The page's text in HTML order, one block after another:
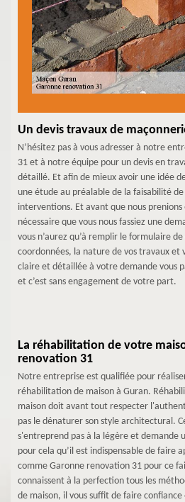
Un devis travaux de
N’hésitez pas à vous adresser à notre
31 et à notre équipe pour un devis en
détaillé. Et afin de mieux avoir une idée
une étude au préalable de la faisabilité
interventions. Et avant que nous
nécessaire que vous nous fassiez une
vous n’aurez qu’à remplir le formulaire
coordonnées, la nature de vos travaux et
claire et détaillée à votre demande vous
et c’est sans engagement de votre part.
La réhabilitation de votre
renovation 31
Notre entreprise est qualifiée pour
réhabilitation de maison à Guran.
maison doit avant tout respecter
pas le dénaturer son style architectural.
s'entreprend pas à la légère et demande
pour cela qu’il est indispensable de faire
comme Garonne renovation 31 pour ce
connaissent à la perfection tous les
de maison, il vous suffit de faire